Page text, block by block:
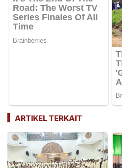
ARTIKEL TERKAIT